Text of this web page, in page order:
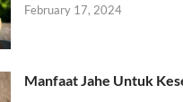
February 17, 2024
Manfaat Jahe Untuk